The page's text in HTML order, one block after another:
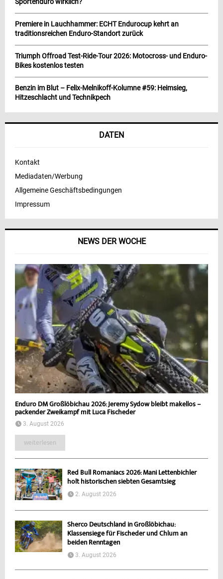
NEWS DER WOCHE
Enduro DM Großlöbichau 2026: Jeremy Sydow bleibt makellos –
packender Zweikampf mit Luca Fischeder
3. August 2026
weiterlesen
Red Bull Romaniacs 2026: Mani Lettenbichler
holt historischen siebten Gesamtsieg
2. August 2026
Sherco Deutschland in Großlöbichau:
Klassensiege für Fischeder und Chlum an
beiden Renntagen
3. August 2026
Premiere in Lauchhammer: ECHT Endurocup kehrt an
traditionsreichen Enduro-Standort zurück
Triumph Offroad Test-Ride-Tour 2026: Motocross- und Enduro-
Bikes kostenlos testen
Benzin im Blut – Felix-Melnikoff-Kolumne #59: Heimsieg,
Hitzeschlacht und Technikpech
DATEN
Kontakt
Mediadaten/Werbung
Allgemeine Geschäftsbedingungen
Impressum